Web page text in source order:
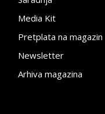
Media Kit
Pretplata na magazin
Newsletter
Arhiva magazina